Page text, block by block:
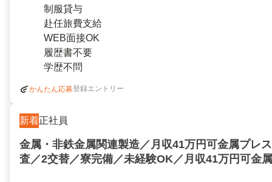
制服貸与
赴任旅費支給
WEB面接OK
履歴書不要
学歴不問
かんたん応募登録エントリー
新着正社員
金属・非鉄金属関連製造／月収41万円可金属プレ
査／2交替／寮完備／未経験OK／月収41万円可金